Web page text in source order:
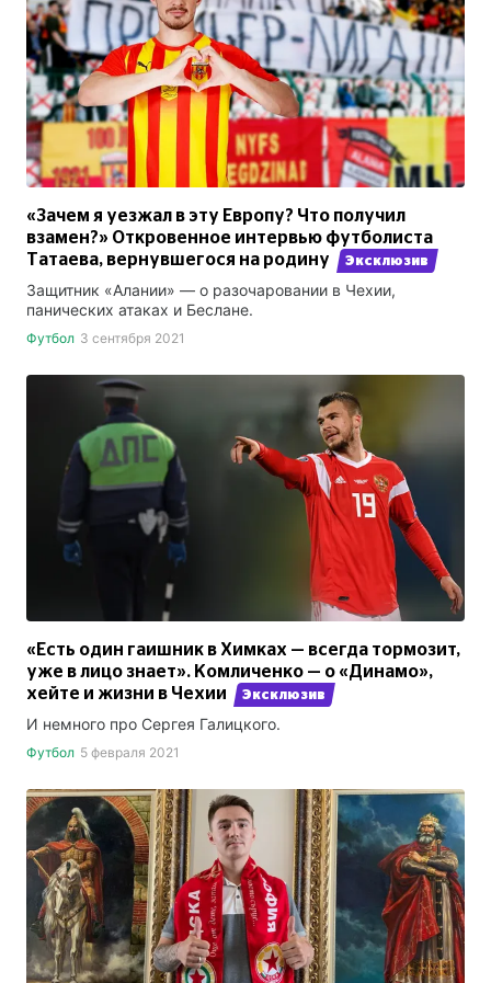
«Зачем я уезжал в эту Европу? Что получил
взамен?» Откровенное интервью футболиста
Татаева, вернувшегося на родину
Эксклюзив
Защитник «Алании» — о разочаровании в Чехии,
панических атаках и Беслане.
Футбол 3 сентября 2021
«Есть один гаишник в Химках — всегда тормозит,
уже в лицо знает». Комличенко — о «Динамо»,
хейте и жизни в Чехии
Эксклюзив
И немного про Сергея Галицкого.
Футбол 5 февраля 2021